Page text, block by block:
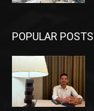
POPULAR POSTS